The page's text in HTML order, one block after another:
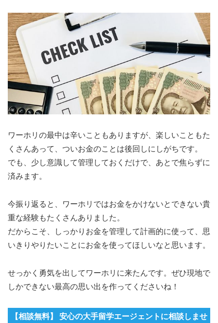
ワーホリの最中は辛いこともありますが、楽しいこともた
くさんあって、ついお金のことは後回しにしがちです。
でも、少し意識して管理しておくだけで、あとで焦らずに
済みます。
今振り返ると、ワーホリではお金をかけないとできない貴
重な経験もたくさんありました。
だからこそ、しっかりお金を管理して計画的に使って、思
いきりやりたいことにお金を使ってほしいなと思います。
せっかく勇気を出してワーホリに来たんです。ぜひ現地で
しかできない最高の思い出を作ってくださいね！
【相談無料】 安心の大手留学エージェントに相談しませ